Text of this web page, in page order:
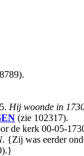
Hij woonde in
(zie 102317).
de kerk 00-05-
{Zij was eerder